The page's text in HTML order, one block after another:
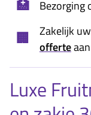
🏥 Bezorging
🏢
Zakelijk
offerteaan
Luxe